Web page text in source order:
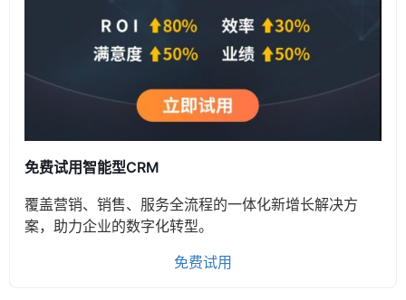
免费试用智能型CRM
覆盖营销、销售、服务全流程的一体化新增长解决方
案，助力企业的数字化转型。
免费试用